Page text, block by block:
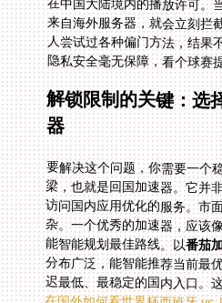
隐私安全毫无保障，看个球赛
解锁限制的关键：选
器
要解决这个问题，你需要一个
梁，也就是回国加速器。它并
访问国内应用优化的服务。
杂。一个优秀的加速器，应该
能智能规划最佳路线。以番茄
迟最低、最稳定的国内入口。